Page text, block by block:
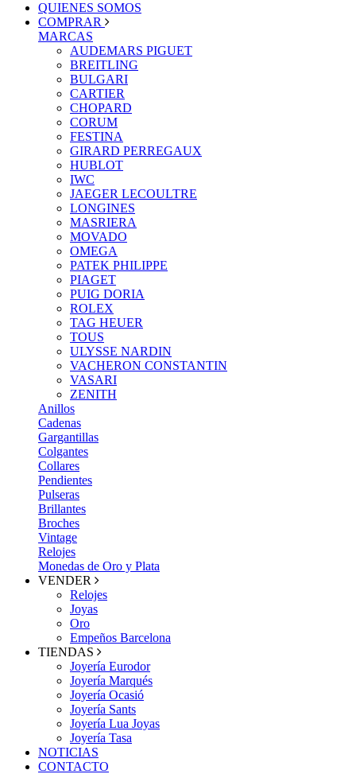
QUIENES SOMOS
COMPRAR
MARCAS
AUDEMARS PIGUET
BREITLING
BULGARI
CARTIER
CHOPARD
CORUM
FESTINA
GIRARD PERREGAUX
HUBLOT
IWC
JAEGER LECOULTRE
LONGINES
MASRIERA
MOVADO
OMEGA
PATEK PHILIPPE
PIAGET
PUIG DORIA
ROLEX
TAG HEUER
TOUS
ULYSSE NARDIN
VACHERON CONSTANTIN
VASARI
ZENITH
Anillos
Cadenas
Gargantillas
Colgantes
Collares
Pendientes
Pulseras
Brillantes
Broches
Vintage
Relojes
Monedas de Oro y Plata
VENDER
Relojes
Joyas
Oro
Empeños Barcelona
TIENDAS
Joyería Eurodor
Joyería Marqués
Joyería Ocasió
Joyería Sants
Joyería Lua Joyas
Joyería Tasa
NOTICIAS
CONTACTO